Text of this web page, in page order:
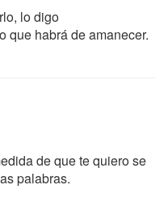
lo digo
que habrá de amanecer.
de que te quiero se
palabras.